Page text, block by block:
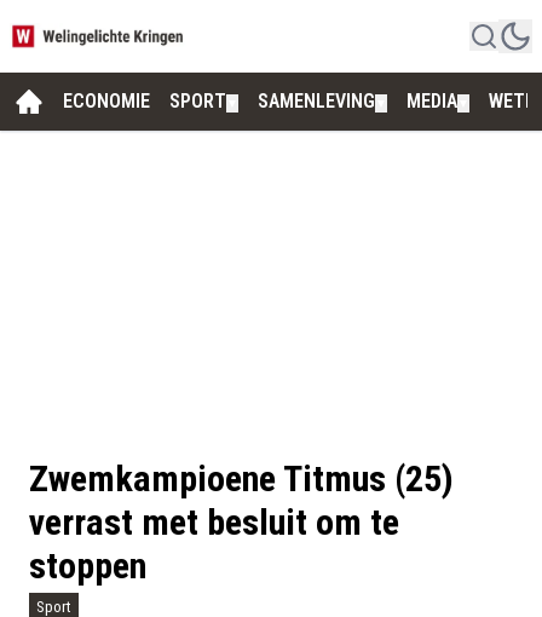
ECONOMIE SPORT SAMENLEVING MEDIA
Zwemkampioene Titmus (25)
verrast met besluit om te
stoppen
Sport